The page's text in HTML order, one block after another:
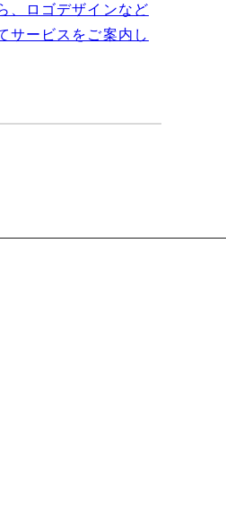
、ロゴデザインなど
サービスをご案内し